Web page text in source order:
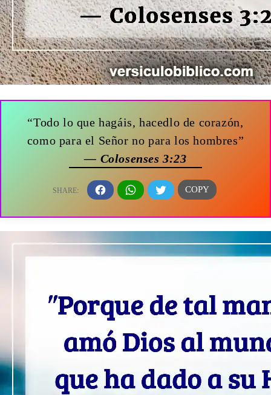
“Todo lo que hagáis, hacedlo de corazón,
como para el Señor no para los hombres”
— Colosenses 3:23